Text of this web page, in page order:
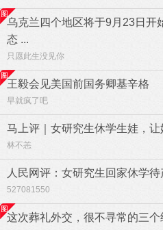
乌克兰四个地区将于9月23日开
态 ...
只愿此生没见你
王毅会见美国前国务卿基辛格
早就疯了吧
马上评｜女研究生休学生娃，让
林不恙
人民网评：女研究生回家休学待
527081550
这次葬礼外交，很不寻常的三个